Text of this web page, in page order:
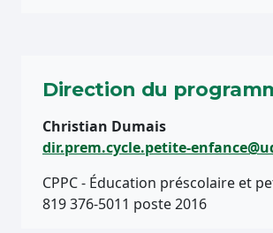
Direction du
Christian Dumais
dir.prem.cycle.petite-
CPPC - Éducation préscolaire et
819 376-5011 poste 2016